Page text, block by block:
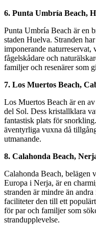
6. Punta Umbría Beach,
Punta Umbría Beach är en
staden Huelva. Stranden
imponerande
fågelskådare och
familjer och resenärer som
7. Los Muertos Beach,
Los Muertos Beach är en
del Sol. Dess kristallklara
fantastisk plats för
äventyrliga vuxna då
utmanande.
8. Calahonda Beach,
Calahonda Beach, belägen
Europa i Nerja, är en
stranden är mindre än
faciliteter den till ett
för par och familjer som
strandupplevelse.